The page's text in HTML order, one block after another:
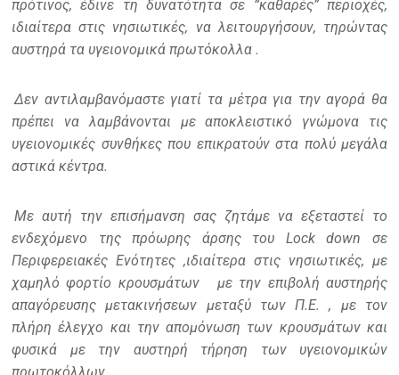
πρότινος, έδινε τη δυνατότητα σε “καθαρές” περιοχές,
ιδιαίτερα στις νησιωτικές, να λειτουργήσουν, τηρώντας
αυστηρά τα υγειονομικά πρωτόκολλα .
Δεν αντιλαμβανόμαστε γιατί τα μέτρα για την αγορά θα
πρέπει να λαμβάνονται με αποκλειστικό γνώμονα τις
υγειονομικές συνθήκες που επικρατούν στα πολύ μεγάλα
αστικά κέντρα.
Με αυτή την επισήμανση σας ζητάμε να εξεταστεί το
ενδεχόμενο της πρόωρης άρσης του Lock down σε
Περιφερειακές Ενότητες ,ιδιαίτερα στις νησιωτικές, με
χαμηλό φορτίο κρουσμάτων
με την επιβολή αυστηρής
απαγόρευσης μετακινήσεων μεταξύ των Π.Ε. , με τον
πλήρη έλεγχο και την απομόνωση των κρουσμάτων και
φυσικά με την αυστηρή τήρηση των υγειονομικών